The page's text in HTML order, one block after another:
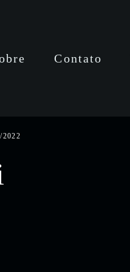
Contato
2022